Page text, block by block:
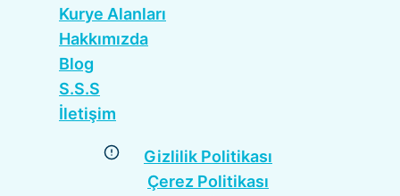
Kurye Alanları
Hakkımızda
Blog
S.S.S
İletişim
Gizlilik Politikası
Çerez Politikası